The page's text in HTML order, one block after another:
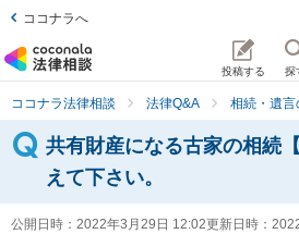
ココナラへ
投稿する 探
ココナラ法律相談 法律Q&A 相続・遺言
共有財産になる古家の相続
えて下さい。
公開日時： 2022年3月29日 12:02更新日時：